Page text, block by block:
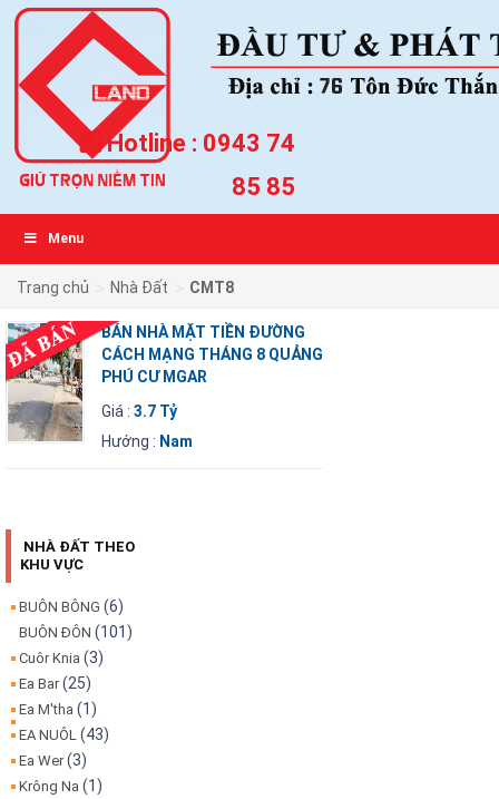
Hotline : 0943 74
85 85
Menu
Trang chủ Nhà Đất CMT8
BÁN NHÀ MẶT TIỀN ĐƯỜNG
CÁCH MẠNG THÁNG 8 QUẢNG
PHÚ CƯ MGAR
Giá :3.7 Tỷ
Hướng : Nam
NHÀ ĐẤT THEO
KHU VỰC
BUÔN BÔNG (6)
BUÔN ĐÔN (101)
Cuôr Knia (3)
Ea Bar(25)
Ea M'tha (1)
EA NUÔL (43)
Ea Wer(3)
Krông Na (1)